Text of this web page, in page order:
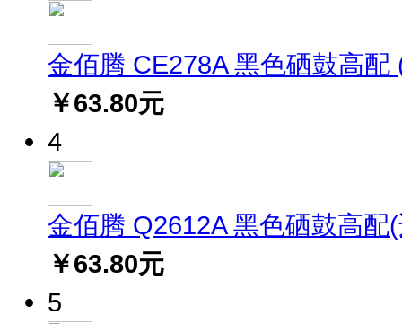
金佰腾 CE278A 黑色硒鼓高
￥63.80元
4
金佰腾 Q2612A 黑色硒鼓高
￥63.80元
5